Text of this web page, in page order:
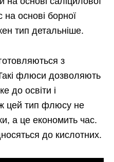
основі борної
тип детальніше.
з
флюси дозволяють
до освіти і
цей тип флюсу не
а це економить час.
до кислотних.